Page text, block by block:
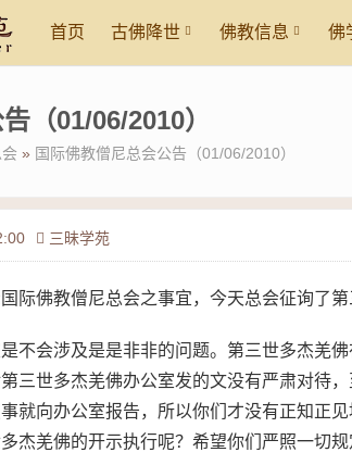
首页 古佛降世 佛教信息 佛
（01/06/2010）
» 国际佛教僧尼总会公告（01/06/2010）
三昧学苑
际佛教僧尼总会之事宜，今天总会征询了第
不会涉及是是非非的问题。第三世多杰羌
三世多杰羌佛办公室发的文没有严肃对待
就向办公室报告，所以你们才没有正知正
杰羌佛的开示执行呢？希望你们严照一切规